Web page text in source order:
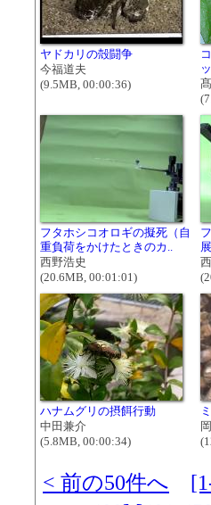
ヤドカリの殻闘争
今福道夫
(9.5MB, 00:00:36)
フタホシコオロギの擬死（自
重負荷をかけたときのカ..
西野浩史
(20.6MB, 00:01:01)
ハナムグリの摂餌行動
中田兼介
(5.8MB, 00:00:34)
< 前の50件へ